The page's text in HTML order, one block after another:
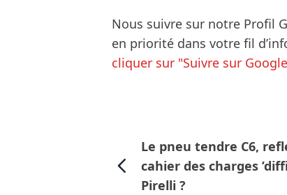
Nous suivre sur notre Profil
en priorité dans votre fil
cliquer sur "Suivre sur
Le pneu tendre C6,
cahier des charges
Pirelli ?